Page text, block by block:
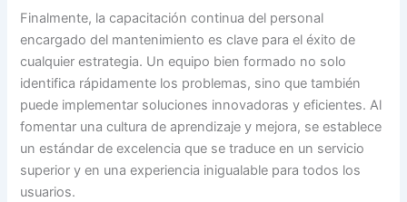
Finalmente, la capacitación continua del personal
encargado del mantenimiento es clave para el éxito de
cualquier estrategia. Un equipo bien formado no solo
identifica rápidamente los problemas, sino que también
puede implementar soluciones innovadoras y eficientes. Al
fomentar una cultura de aprendizaje y mejora, se establece
un estándar de excelencia que se traduce en un servicio
superior y en una experiencia inigualable para todos los
usuarios.